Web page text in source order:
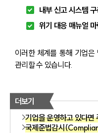
내부 신고 시스템
위기 대응 매뉴얼
이러한 체계를 통해 기업
관리할 수 있습니다.
더보기
기업을 운영하고 있다면
국제준법감시